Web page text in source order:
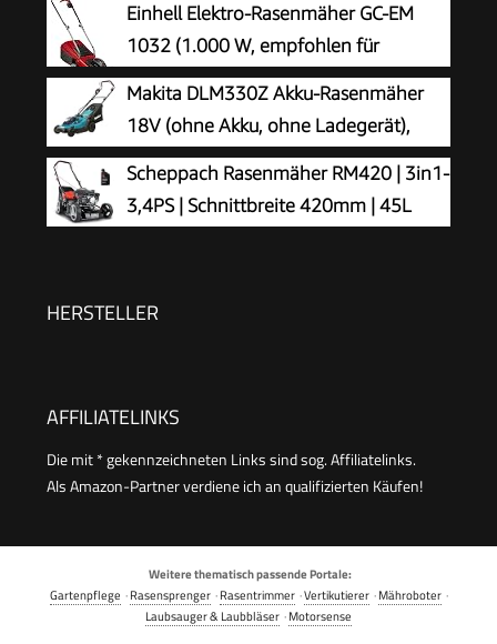
Einhell Elektro-Rasenmäher GC-EM
1032 (1.000 W, empfohlen für
Rasenflächen bis 300 m², 3-stufige
Einzelrad-Schnitthöhenverstellung, klappbarer
Führungsholm, 30 l-Grasfangbox)
Makita DLM330Z Akku-Rasenmäher
18V (ohne Akku, ohne Ladegerät),
Petrol
Scheppach Rasenmäher RM420 | 3in1-
3,4PS | Schnittbreite 420mm | 45L
HERSTELLER
AFFILIATELINKS
Die mit * gekennzeichneten Links sind sog. Affiliatelinks.
Als Amazon-Partner verdiene ich an qualifizierten Käufen!
Weitere thematisch passende Portale:
Gartenpflege ·Rasensprenger·Rasentrimmer·Vertikutierer·Mähroboter·
Laubsauger & Laubbläser ·Motorsense